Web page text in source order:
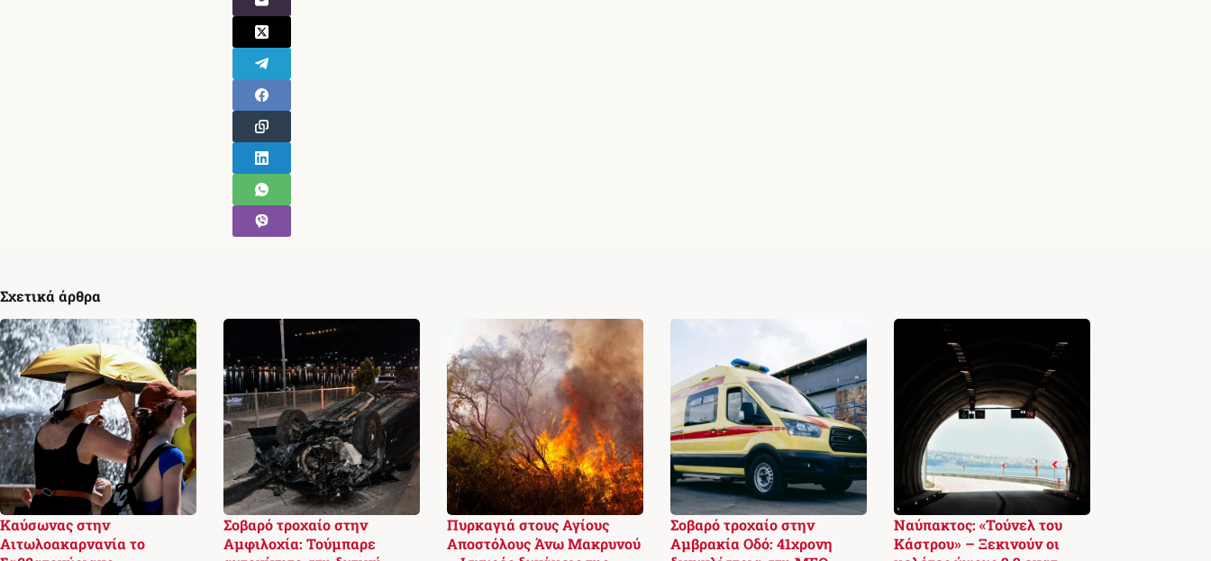
Σχετικά άρθρα
Καύσωνας στην
Αιτωλοακαρνανία το
Σοβαρό τροχαίο στην
Αμφιλοχία: Τούμπαρε
Πυρκαγιά στους Αγίους
Αποστόλους Άνω Μακρυνού
Σοβαρό τροχαίο στην
Αμβρακία Οδό: 41χρονη
Ναύπακτος: «Τούνελ του
Κάστρου» – Ξεκινούν οι